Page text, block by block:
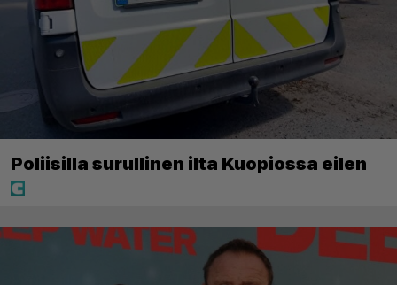
Poliisilla surullinen ilta Kuopiossa eilen